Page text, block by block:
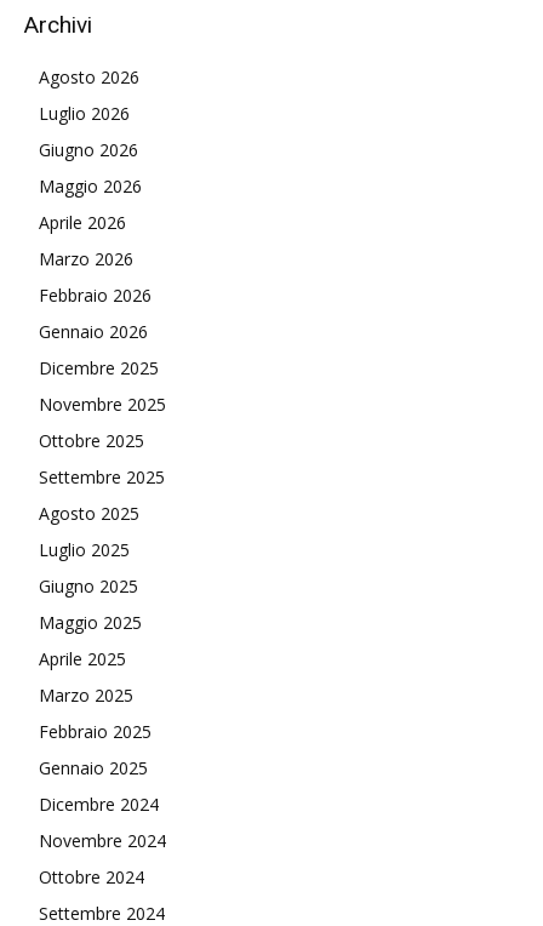
Archivi
Agosto 2026
Luglio 2026
Giugno 2026
Maggio 2026
Aprile 2026
Marzo 2026
Febbraio 2026
Gennaio 2026
Dicembre 2025
Novembre 2025
Ottobre 2025
Settembre 2025
Agosto 2025
Luglio 2025
Giugno 2025
Maggio 2025
Aprile 2025
Marzo 2025
Febbraio 2025
Gennaio 2025
Dicembre 2024
Novembre 2024
Ottobre 2024
Settembre 2024